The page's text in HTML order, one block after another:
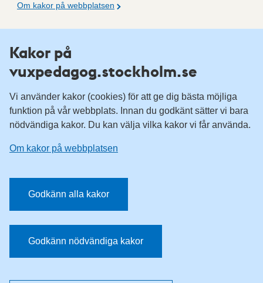
Om kakor på webbplatsen
Fler resurser
Vuxenutbildning Stockholm
Information för leverantörsskolor
Sociala medier
Vuxenutbildning Stockholm, Instagram
Har du tips på vad vi borde publicera på webbplatsen? Mejla
Kakor på
vuxpedagog.stockholm.se
Vi använder kakor (cookies) för att ge dig bästa möjliga
funktion på vår webbplats. Innan du godkänt sätter vi bara
nödvändiga kakor. Du kan välja vilka kakor vi får använda.
Om kakor på webbplatsen
Godkänn alla kakor
Godkänn nödvändiga kakor